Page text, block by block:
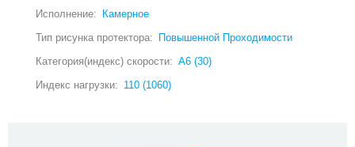
Исполнение:
Камерное
Тип рисунка протектора:
Повышенной Проходимости
Категория(индекс) скорости: А6 (30)
Индекс нагрузки: 110 (1060)